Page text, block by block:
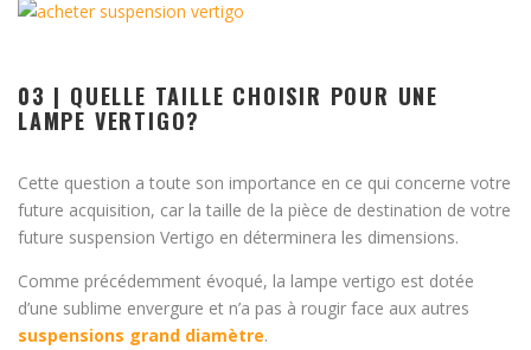
03 | QUELLE TAILLE CHOISIR POUR UNE
LAMPE VERTIGO?
Cette question a toute son importance en ce qui concerne votre
future acquisition, car la taille de la pièce de destination de votre
future suspension Vertigo en déterminera les dimensions.
Comme précédemment évoqué, la lampe vertigo est dotée
d’une sublime envergure et n’a pas à rougir face aux autres
suspensions grand diamètre.